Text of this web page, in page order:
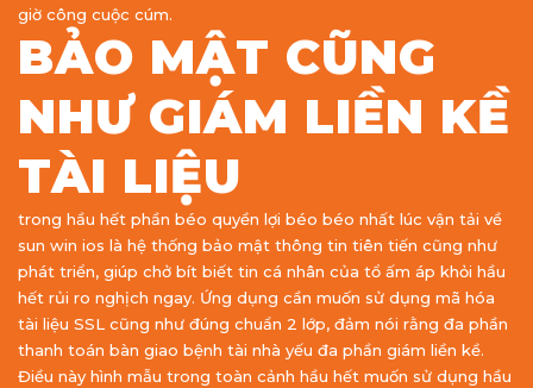
giờ công cuộc cúm.
BẢO MẬT CŨNG
NHƯ GIÁM LIỀN KỀ
TÀI LIỆU
trong hầu hết phần béo quyền lợi béo béo nhất lúc vận tải về
sun win ios là hệ thống bảo mật thông tin tiên tiến cũng như
phát triển, giúp chở bít biết tin cá nhân của tổ ấm áp khỏi hầu
hết rủi ro nghịch ngay. Ứng dụng cần muốn sử dụng mã hóa
tài liệu SSL cũng như đúng chuẩn 2 lớp, đảm nói rằng đa phần
thanh toán bàn giao bệnh tài nhà yếu đa phần giám liền kề.
Điều này hình mẫu trong toàn cảnh hầu hết muốn sử dụng hầu